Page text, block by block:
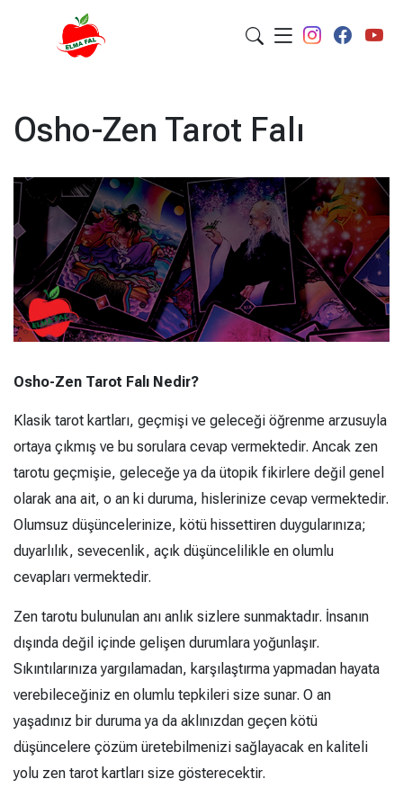
Osho-Zen Tarot Falı
Osho-Zen Tarot Falı Nedir?
Klasik tarot kartları, geçmişi ve geleceği öğrenme arzusuyla
ortaya çıkmış ve bu sorulara cevap vermektedir. Ancak zen
tarotu geçmişie, geleceğe ya da ütopik fikirlere değil genel
olarak ana ait, o an ki duruma, hislerinize cevap vermektedir.
Olumsuz düşüncelerinize, kötü hissettiren duygularınıza;
duyarlılık, sevecenlik, açık düşüncelilikle en olumlu
cevapları vermektedir.
Zen tarotu bulunulan anı anlık sizlere sunmaktadır. İnsanın
dışında değil içinde gelişen durumlara yoğunlaşır.
Sıkıntılarınıza yargılamadan, karşılaştırma yapmadan hayata
verebileceğiniz en olumlu tepkileri size sunar. O an
yaşadınız bir duruma ya da aklınızdan geçen kötü
düşüncelere çözüm üretebilmenizi sağlayacak en kaliteli
yolu zen tarot kartları size gösterecektir.